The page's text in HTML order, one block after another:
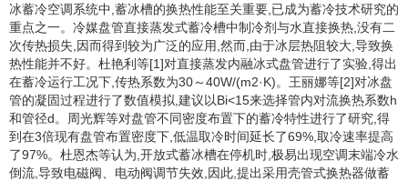
冰蓄冷空调系统中,蓄冰槽的换热性能至关重要,已成为蓄冷技术研究的
重点之一。冷媒盘管直接蒸发式蓄冷槽中制冷剂与水直接换热,没有二
次传热损失,因而得到较为广泛的应用,然而,由于冰层热阻较大,导致换
热性能并不好。杜艳利等[1]对直接蒸发内融冰式盘管进行了实验,得出
在蓄冷运行工况下,传热系数为30～40W/(m2·K)。王丽娜等[2]对冰盘
管的凝固过程进行了数值模拟,建议以Bi<15来选择管内对流换热系数h
和管径d。周光辉等对盘管不同密度布置下的蓄冷特性进行了研究,得
到在3倍现有盘管布置密度下,低温取冷时间延长了69%,取冷速率提高
了97%。杜恩杰等认为,开放式蓄冰槽在停机时,极易出现空调末端冷水
倒流,导致电磁阀、电动阀调节失效,因此,提出采用壳管式换热器做蓄